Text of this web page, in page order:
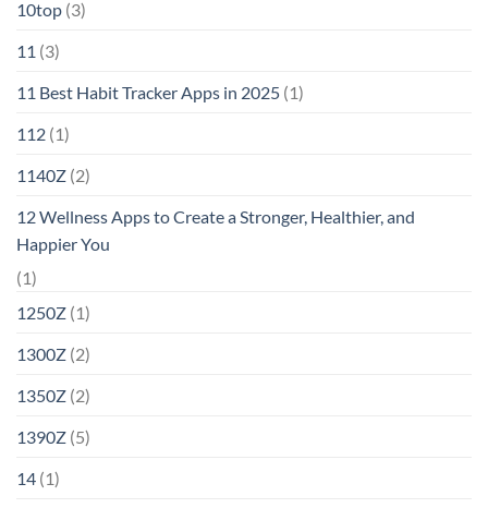
10top (3)
11 (3)
11 Best Habit Tracker Apps in 2025 (1)
112 (1)
1140Z (2)
12 Wellness Apps to Create a Stronger, Healthier, and
Happier You
(1)
1250Z (1)
1300Z (2)
1350Z (2)
1390Z (5)
14 (1)